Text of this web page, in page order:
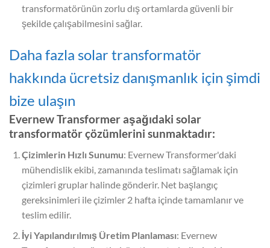
transformatörünün zorlu dış ortamlarda güvenli bir
şekilde çalışabilmesini sağlar.
Daha fazla solar transformatör
hakkında ücretsiz danışmanlık için şimdi
bize ulaşın
Evernew Transformer aşağıdaki solar
transformatör çözümlerini sunmaktadır:
Çizimlerin Hızlı Sunumu: Evernew Transformer'daki
mühendislik ekibi, zamanında teslimatı sağlamak için
çizimleri gruplar halinde gönderir. Net başlangıç
gereksinimleri ile çizimler 2 hafta içinde tamamlanır ve
teslim edilir.
İyi Yapılandırılmış Üretim Planlaması: Evernew